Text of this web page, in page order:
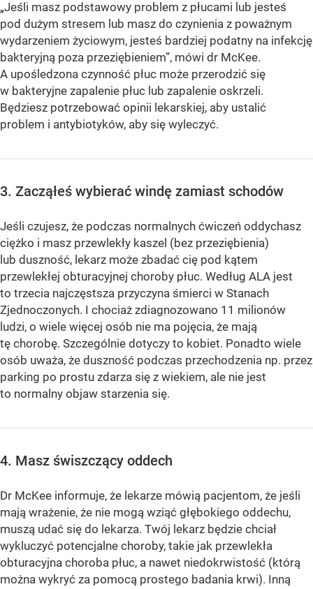
„Jeśli masz podstawowy problem z płucami lub jesteś
pod dużym stresem lub masz do czynienia z poważnym
wydarzeniem życiowym, jesteś bardziej podatny na infekcję
bakteryjną poza przeziębieniem”, mówi dr McKee.
A upośledzona czynność płuc może przerodzić się
w bakteryjne zapalenie płuc lub zapalenie oskrzeli.
Będziesz potrzebować opinii lekarskiej, aby ustalić
problem i antybiotyków, aby się wyleczyć.
3. Zacząłeś wybierać windę zamiast schodów
Jeśli czujesz, że podczas normalnych ćwiczeń oddychasz
ciężko i masz przewlekły kaszel (bez przeziębienia)
lub duszność, lekarz może zbadać cię pod kątem
przewlekłej obturacyjnej choroby płuc. Według ALA jest
to trzecia najczęstsza przyczyna śmierci w Stanach
Zjednoczonych. I chociaż zdiagnozowano 11 milionów
ludzi, o wiele więcej osób nie ma pojęcia, że ​​mają
tę chorobę. Szczególnie dotyczy to kobiet. Ponadto wiele
osób uważa, że ​​duszność podczas przechodzenia np. przez
parking po prostu zdarza się z wiekiem, ale nie jest
to normalny objaw starzenia się.
4. Masz świszczący oddech
Dr McKee informuje, że lekarze mówią pacjentom, że jeśli
mają wrażenie, że nie mogą wziąć głębokiego oddechu,
muszą udać się do lekarza. Twój lekarz będzie chciał
wykluczyć potencjalne choroby, takie jak przewlekła
obturacyjna choroba płuc, a nawet niedokrwistość (którą
można wykryć za pomocą prostego badania krwi). Inną